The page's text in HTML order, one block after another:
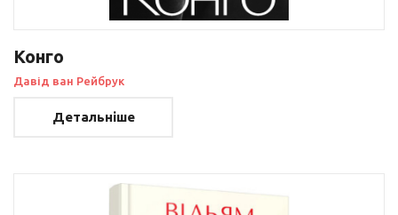
Конго
Давід ван Рейбрук
Детальніше